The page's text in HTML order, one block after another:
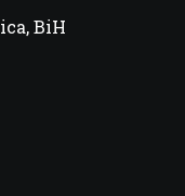
BiH